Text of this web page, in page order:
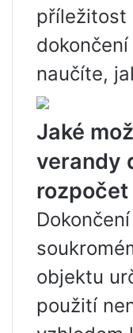
příležitost
naučíte,
Jaké
verandy
rozpočet
objektu
použití